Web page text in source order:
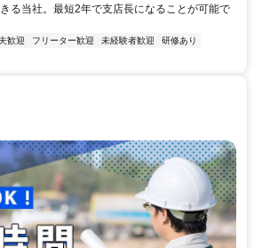
る当社。最短2年で支店長になることが可能で
歓迎 フリーター歓迎 未経験者歓迎
研修あり